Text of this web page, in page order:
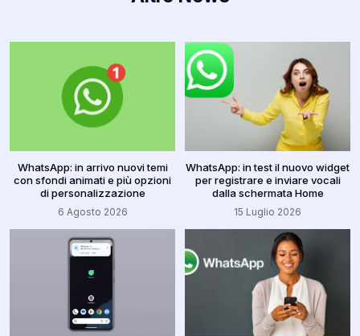
WhatsApp: in arrivo nuovi temi
con sfondi animati e più opzioni
di personalizzazione
6 Agosto 2026
WhatsApp: in test il nuovo widget
per registrare e inviare vocali
dalla schermata Home
15 Luglio 2026